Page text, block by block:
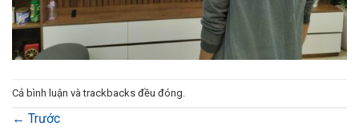
Cả bình luận và trackbacks đều đóng.
← Trước